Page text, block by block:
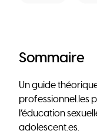
Sommaire
Un guide
professionnel.les
l’éducation
adolescent.es.